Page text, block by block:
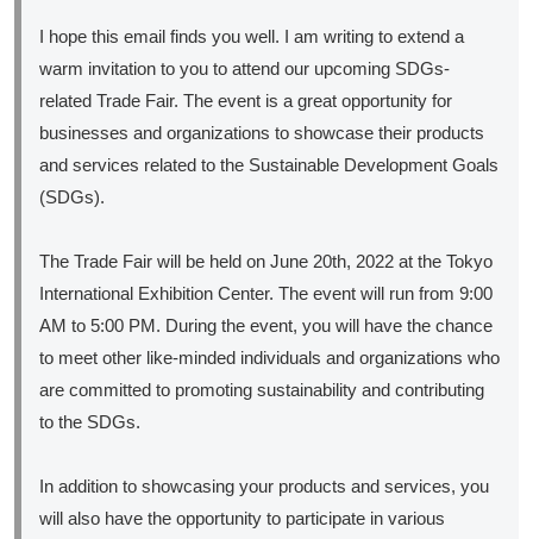
I hope this email finds you well. I am writing to extend a
warm invitation to you to attend our upcoming SDGs-
related Trade Fair. The event is a great opportunity for
businesses and organizations to showcase their products
and services related to the Sustainable Development Goals
(SDGs).
The Trade Fair will be held on June 20th, 2022 at the Tokyo
International Exhibition Center. The event will run from 9:00
AM to 5:00 PM. During the event, you will have the chance
to meet other like-minded individuals and organizations who
are committed to promoting sustainability and contributing
to the SDGs.
In addition to showcasing your products and services, you
will also have the opportunity to participate in various